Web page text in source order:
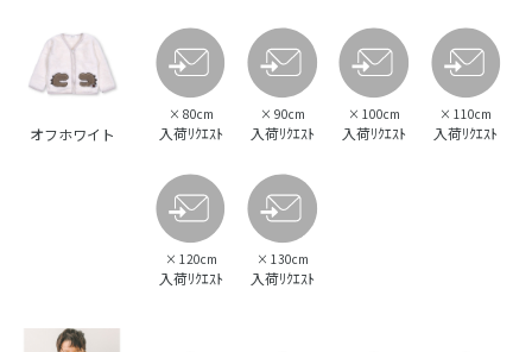
オフホワイト
× 80cm
入荷ﾘｸｴｽﾄ
× 90cm
入荷ﾘｸｴｽﾄ
× 100cm
入荷ﾘｸｴｽﾄ
× 110cm
入荷ﾘｸｴｽﾄ
× 120cm
入荷ﾘｸｴｽﾄ
× 130cm
入荷ﾘｸｴｽﾄ